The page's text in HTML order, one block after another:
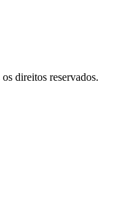
direitos reservados.